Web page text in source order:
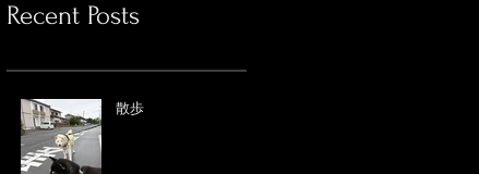
Recent Posts
散歩